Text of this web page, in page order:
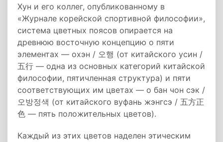
Хун и его коллег, опубликованному в
«Журнале корейской спортивной философии»,
система цветных поясов опирается на
древнюю восточную концепцию о пяти
элементах — охэн / 오행 (от китайского усин /
五行 — одна из основных категорий китайской
философии, пятичленная структура) и пяти
соответствующих им цветах — о бан чон сэк /
오방정색 (от китайского вуфань жэнгсэ / 五方正
色 — пять положительных цветов).
Каждый из этих цветов наделен этическим